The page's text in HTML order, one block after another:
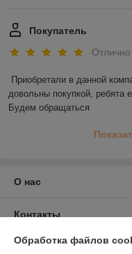
Покупатель
Отлично
Приобретали в данной
довольны покупкой,
Будем обращаться
О нас
Контакты
Доставка и оплата
Обработка файлов